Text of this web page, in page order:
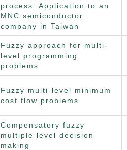
process: Application to an
MNC semiconductor
company in Taiwan
Fuzzy approach for multi-
level programming
problems
Fuzzy multi-level minimum
cost flow problems
Compensatory fuzzy
multiple level decision
making